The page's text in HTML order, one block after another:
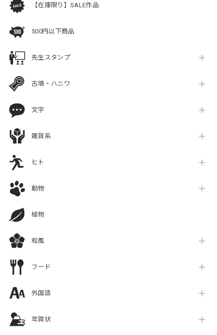
【在庫限り】SALE作品
500円以下商品
先生スタンプ
古墳・ハニワ
文字
雑貨系
ヒト
動物
植物
和風
フード
外国語
年賀状